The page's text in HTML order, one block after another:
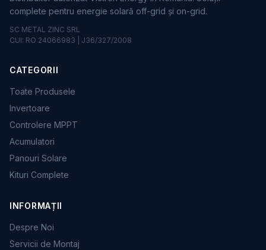
complete pentru energie solară off-grid și on-grid.
SC METAL ZINC SRL
CUI: RO 24066983 | J36/327/2008
CATEGORII
Toate Produsele
Invertoare
Controlere MPPT
Acumulatori
Panouri Solare
Kituri Complete
INFORMAȚII
Despre Noi
Servicii de Montaj